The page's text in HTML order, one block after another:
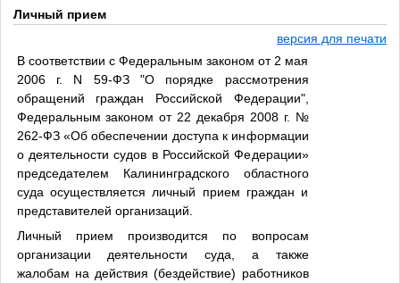
Личный прием
версия для печати
В соответствии с Федеральным законом от 2 мая
2006 г. N 59-ФЗ "О порядке рассмотрения
обращений граждан Российской Федерации",
Федеральным законом от 22 декабря 2008 г. №
262-ФЗ «Об обеспечении доступа к информации
о деятельности судов в Российской Федерации»
председателем Калининградского областного
суда осуществляется личный прием граждан и
представителей организаций.
Личный прием производится по вопросам
организации деятельности суда, а также
жалобам на действия (бездействие) работников